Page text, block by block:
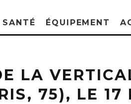
SANTÉ ÉQUIPEMENT
LA
75), LE 17